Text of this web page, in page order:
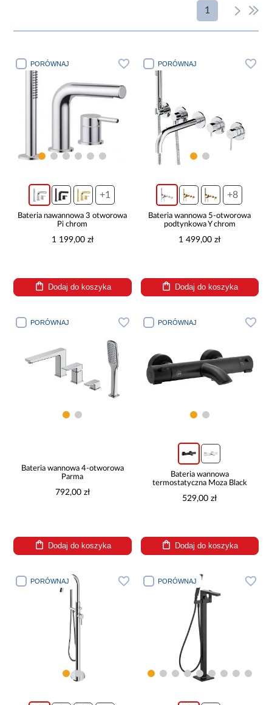
1
PORÓWNAJ
+1
Bateria nawannowa 3 otworowa
Pi chrom
1 199,00 zł
Dodaj do koszyka
PORÓWNAJ
+8
Bateria wannowa 5-otworowa
podtynkowa Y chrom
1 499,00 zł
Dodaj do koszyka
PORÓWNAJ
Bateria wannowa 4-otworowa
Parma
792,00 zł
Dodaj do koszyka
PORÓWNAJ
Bateria wannowa
termostatyczna Moza Black
529,00 zł
Dodaj do koszyka
PORÓWNAJ PORÓWNAJ